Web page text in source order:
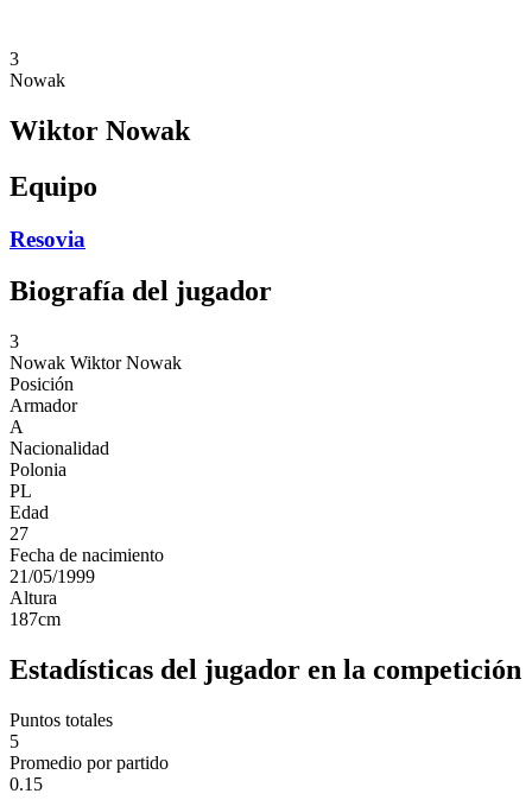
3
Nowak
Wiktor Nowak
Equipo
Resovia
Biografía del jugador
3
Nowak Wiktor Nowak
Posición
Armador
A
Nacionalidad
Polonia
PL
Edad
27
Fecha de nacimiento
21/05/1999
Altura
187cm
Estadísticas del jugador en la competición
Puntos totales
5
Promedio por partido
0.15